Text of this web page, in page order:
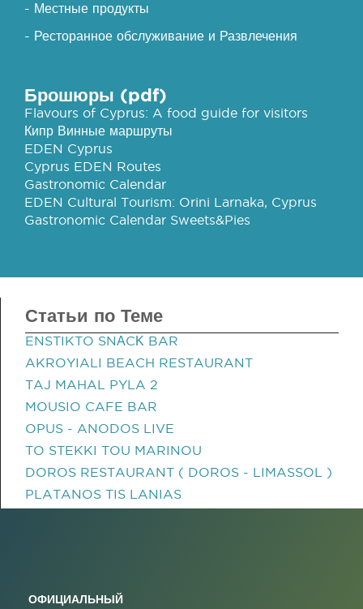
- Местные продукты
- Ресторанное обслуживание и Развлечения
Брошюры (pdf)
Flavours of Cyprus: A food guide for visitors
Кипр Винные маршруты
EDEN Cyprus
Cyprus EDEN Routes
Gastronomic Calendar
EDEN Cultural Tourism: Orini Larnaka, Cyprus
Gastronomic Calendar Sweets&Pies
Статьи по Теме
ENSTIKTO SNΑCΚ BAR
AKROYIALI BEACH RESTAURANT
TAJ MAHAL PYLA 2
MOUSIO CAFE BAR
OPUS - ANODOS LIVE
TO STEKKI TOU MARINOU
DOROS RESTAURANT ( DOROS - LIMASSOL )
PLATANOS TIS LANIAS
ОФИЦИАЛЬНЫЙ